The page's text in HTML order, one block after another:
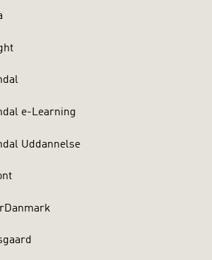
e-Learning
Uddannelse